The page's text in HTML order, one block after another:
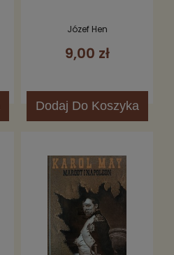
Józef Hen
9,00 zł
Dodaj Do Koszyka